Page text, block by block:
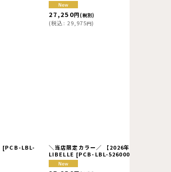
27,250円(税別)
(税込: 29,975円)
[PCB-LBL-
＼当店限定カラー／ 【2026年最新モデル】
LIBELLE [PCB-LBL-526000961